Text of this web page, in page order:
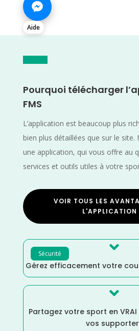
Aide
Pourquoi télécharger
FMS
L’application est beaucoup plus
bien plus détaillées que sur le site.
une application, qui vous offre au
services et outils utiles à votre
VOIR TOUS LES
L'APPLICATION
Sécurité 
Gérez efficacement votre

Partagez votre sport en
vos